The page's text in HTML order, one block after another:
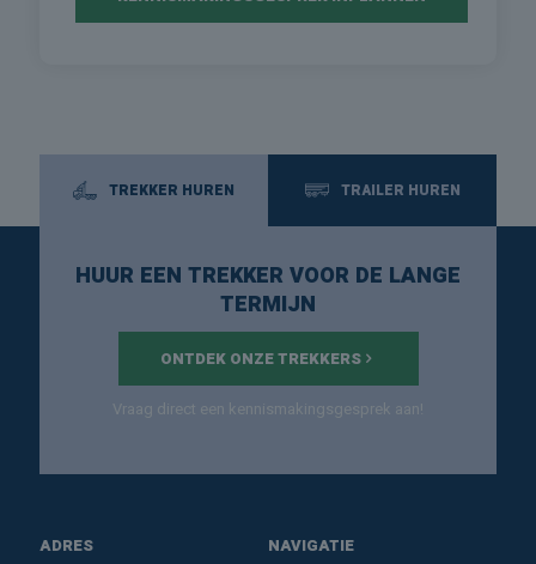
TREKKER HUREN TRAILER HUREN
ADRES NAVIGATIE
HUUR EEN TREKKER VOOR DE LANGE
TERMIJN
ONTDEK ONZE TREKKERS
Vraag direct een kennismakingsgesprek aan!